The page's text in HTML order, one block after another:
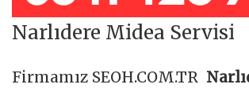
Narlıdere Midea Servisi
Firmamız SEOH.COM.TR